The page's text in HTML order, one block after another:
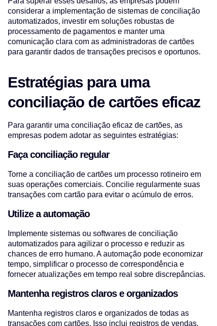
considerar a implementação de sistemas de conciliação
automatizados, investir em soluções robustas de
processamento de pagamentos e manter uma
comunicação clara com as administradoras de cartões
para garantir dados de transações precisos e oportunos.
Estratégias para uma
conciliação de cartões eficaz
Para garantir uma conciliação eficaz de cartões, as
empresas podem adotar as seguintes estratégias:
Faça conciliação regular
Torne a conciliação de cartões um processo rotineiro em
suas operações comerciais. Concilie regularmente suas
transações com cartão para evitar o acúmulo de erros.
Utilize a automação
Implemente sistemas ou softwares de conciliação
automatizados para agilizar o processo e reduzir as
chances de erro humano. A automação pode economizar
tempo, simplificar o processo de correspondência e
fornecer atualizações em tempo real sobre discrepâncias.
Mantenha registros claros e organizados
Mantenha registros claros e organizados de todas as
transações com cartões. Isso inclui registros de vendas,